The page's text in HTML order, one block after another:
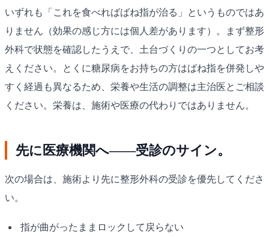
いずれも「これを食べればばね指が治る」というものではあ
りません（効果の感じ方には個人差があります）。まず整形
外科で状態を確認したうえで、土台づくりの一つとしてお考
えください。とくに糖尿病をお持ちの方はばね指を併発しや
すく経過も異なるため、栄養や生活の調整は主治医とご相談
ください。栄養は、施術や医療の代わりではありません。
先に医療機関へ——受診のサイン。
次の場合は、施術より先に整形外科の受診を優先してくださ
い。
指が曲がったままロックして戻らない